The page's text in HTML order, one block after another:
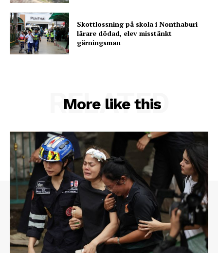
Skottlossning på skola i Nonthaburi –
lärare dödad, elev misstänkt
gärningsman
More like this
RELATED